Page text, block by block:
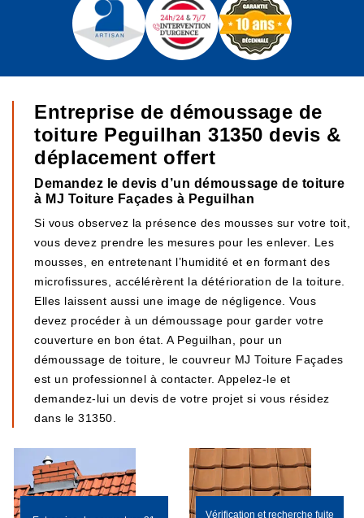
Entreprise de démoussage de
toiture Peguilhan 31350 devis &
déplacement offert
Demandez le devis d’un démoussage de toiture
à MJ Toiture Façades à Peguilhan
Si vous observez la présence des mousses sur votre toit,
vous devez prendre les mesures pour les enlever. Les
mousses, en entretenant l’humidité et en formant des
microfissures, accélérèrent la détérioration de la toiture.
Elles laissent aussi une image de négligence. Vous
devez procéder à un démoussage pour garder votre
couverture en bon état. A Peguilhan, pour un
démoussage de toiture, le couvreur MJ Toiture Façades
est un professionnel à contacter. Appelez-le et
demandez-lui un devis de votre projet si vous résidez
dans le 31350.
Vérification et recherche fuite